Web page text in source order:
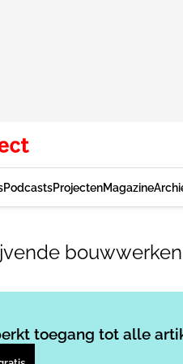
PodcastsProjectenMagazine
bouwwerken
toegang tot alle